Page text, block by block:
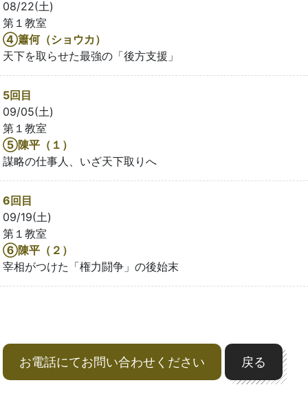
08/22(土)
第１教室
④簫何（ショウカ）
天下を取らせた最強の「後方支援」
5回目
09/05(土)
第１教室
⑤陳平（１）
謀略の仕事人、いざ天下取りへ
6回目
09/19(土)
第１教室
⑥陳平（２）
宰相がつけた「権力闘争」の後始末
お電話にてお問い合わせください 戻る